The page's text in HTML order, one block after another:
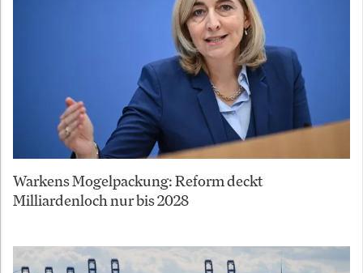
Warkens Mogelpackung: Reform deckt
Milliardenloch nur bis 2028